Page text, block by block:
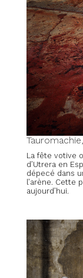
La fête votive
d’Utrera en
dépecé dans
l’arène. Cette
aujourd’hui.